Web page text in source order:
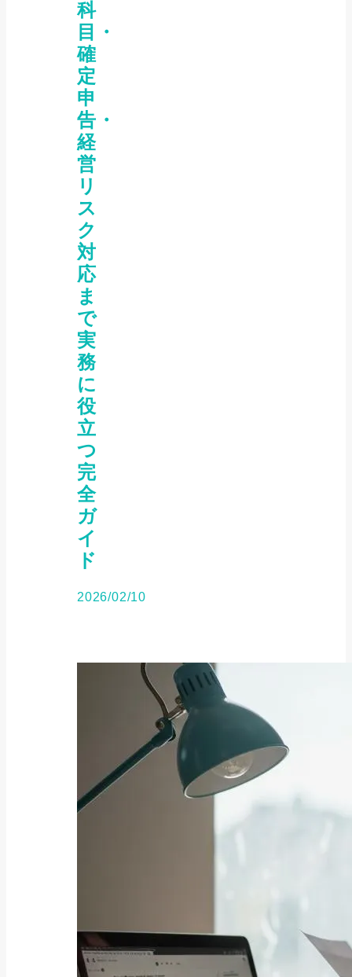
科
目・
確
定
申
告・
経
営
リ
ス
ク
対
応
ま
で
実
務
に
役
立
つ
完
全
ガ
イ
ド
2026/02/10